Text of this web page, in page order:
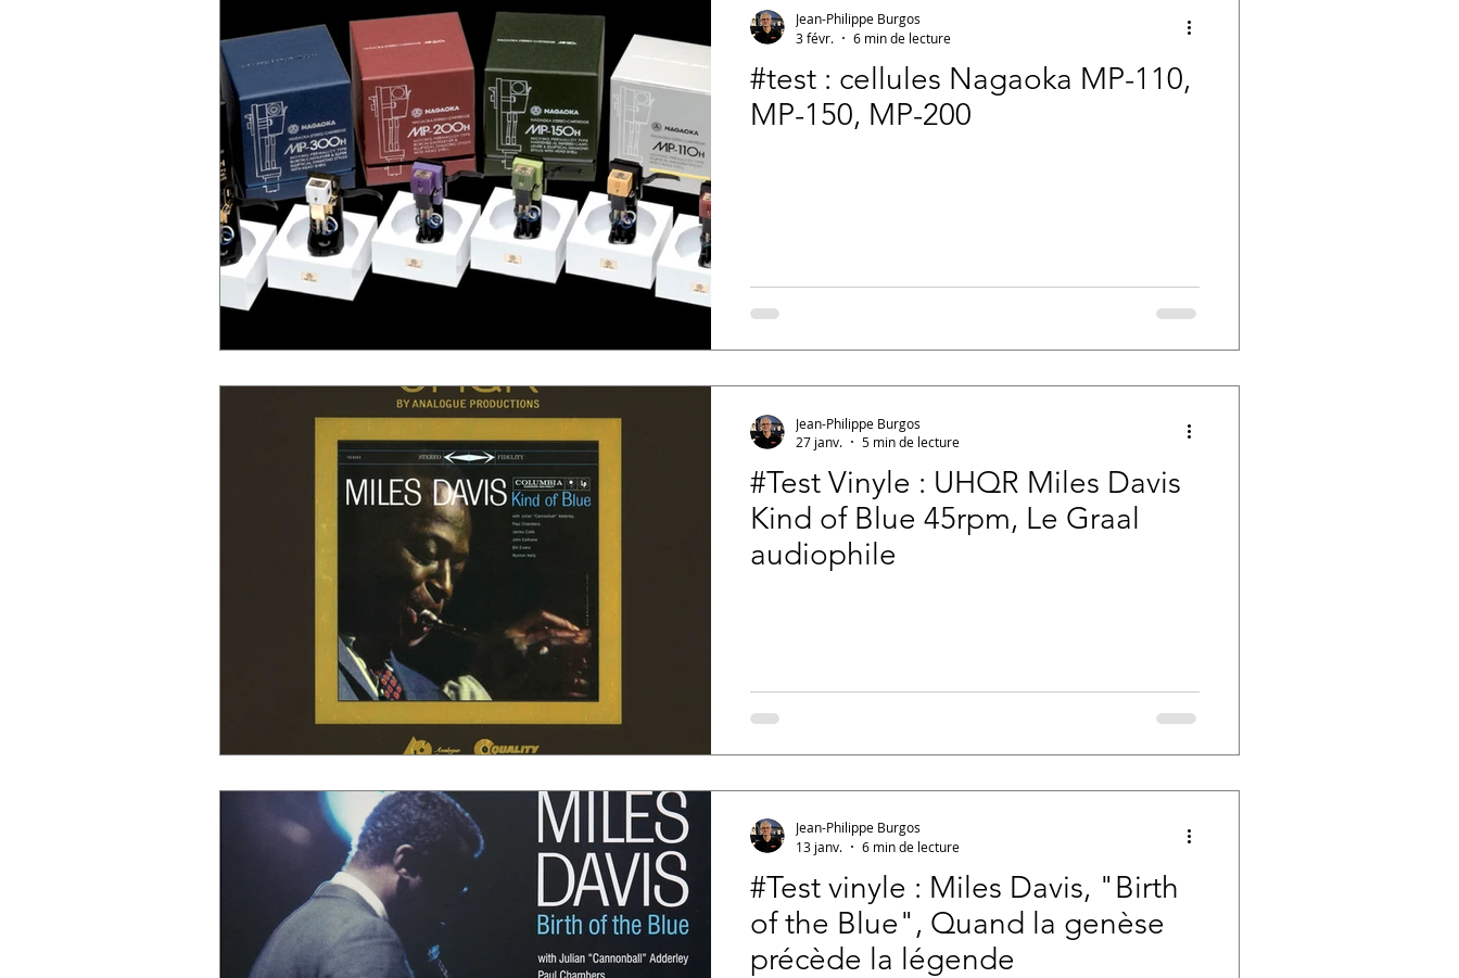
#test : cellules Nagaoka MP-110,
MP-150, MP-200
Jean-Philippe Burgos
3 févr.
6 min de lecture
#Test Vinyle : UHQR Miles Davis
Kind of Blue 45rpm, Le Graal
audiophile
Jean-Philippe Burgos
27 janv.
5 min de lecture
#Test vinyle : Miles Davis, "Birth
of the Blue", Quand la genèse
précède la légende
Jean-Philippe Burgos
13 janv.
6 min de lecture